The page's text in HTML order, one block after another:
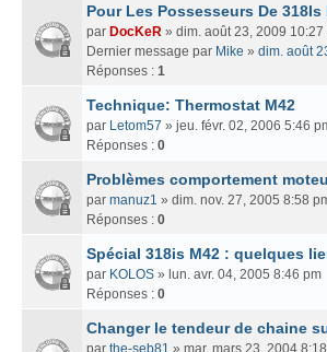
Pour Les Possesseurs De 318Is
par DocKeR » dim. août 23, 2009 10:27
Dernier message par Mike » dim. août
Réponses : 1
Technique: Thermostat M42
par Letom57 » jeu. févr. 02, 2006 5:46
Réponses : 0
Problèmes comportement
par manuz1 » dim. nov. 27, 2005 8:58
Réponses : 0
Spécial 318is M42 : quelques
par KOLOS » lun. avr. 04, 2005 8:46 pm
Réponses : 0
Changer le tendeur de chaine
par the-seb81 » mar. mars 23, 2004